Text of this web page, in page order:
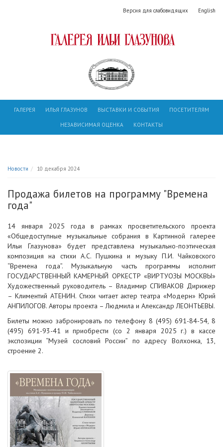
Версия для слабовидящих English
ГАЛЕРЕЯ ИЛЬЯ ГЛАЗУНОВ ВЫСТАВКИ И СОБЫТИЯ ПОСЕТИТЕЛЯМ
НЕЗАВИСИМАЯ ОЦЕНКА КОНТАКТЫ
Новости 10 декабря 2024
Продажа билетов на программу "Времена
года"
14 января 2025 года в рамках просветительского проекта
«Общедоступные музыкальные собрания в Картинной галерее
Ильи Глазунова» будет представлена музыкально-поэтическая
композиция на стихи А.С. Пушкина и музыку П.И. Чайковского
“Времена года”. Музыкальную часть программы исполнит
ГОСУДАРСТВЕННЫЙ КАМЕРНЫЙ ОРКЕСТР «ВИРТУОЗЫ МОСКВЫ»
Художественный руководитель – Владимир СПИВАКОВ Дирижер
– Климентий АТЕНИН. Стихи читает актер театра «Модерн» Юрий
АНПИЛОГОВ. Авторы проекта – Людмила и Александр ЛЕОНТЬЕВЫ.
Билеты можно забронировать по телефону 8 (495) 691-84-54, 8
(495) 691-93-41 и приобрести (со 2 января 2025 г.) в кассе
экспозиции “Музей сословий России” по адресу Волхонка, 13,
строение 2.